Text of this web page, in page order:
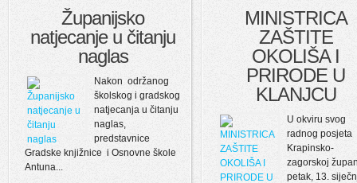
Županijsko
natjecanje u čitanju
naglas
Nakon održanog
školskog i gradskog
natjecanja u čitanju
naglas,
predstavnice
Gradske knjižnice i Osnovne škole
Antuna...
MINISTRICA
ZAŠTITE
OKOLIŠA I
PRIRODE U
KLANJCU
U okviru svog
radnog posjeta
Krapinsko-
zagorskoj
petak, 13.